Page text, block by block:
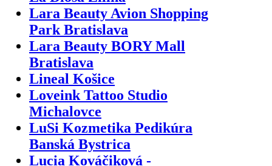
Lara Beauty Avion Shopping
Park Bratislava
Lara Beauty BORY Mall
Bratislava
Lineal Košice
Loveink Tattoo Studio
Michalovce
LuSi Kozmetika Pedikúra
Banská Bystrica
Lucia Kováčiková -